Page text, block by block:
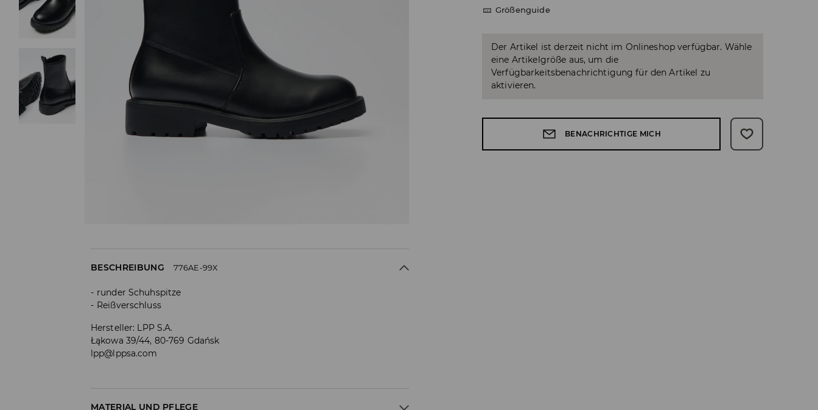
Größenguide
Der Artikel ist derzeit nicht im Onlineshop verfügbar. Wähle
eine Artikelgröße aus, um die
Verfügbarkeitsbenachrichtigung für den Artikel zu
aktivieren.
BENACHRICHTIGE MICH
BESCHREIBUNG 776AE-99X
runder Schuhspitze
Reißverschluss
Hersteller: LPP S.A.
Łąkowa 39/44, 80-769 Gdańsk
lpp@lppsa.com
MATERIAL UND PFLEGE